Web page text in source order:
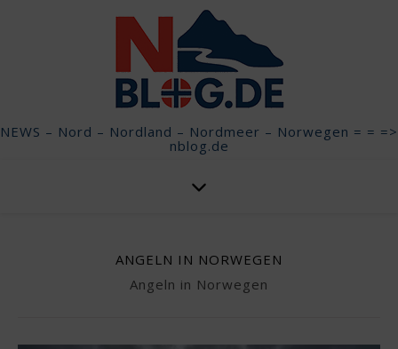
NEWS – Nord – Nordland – Nordmeer – Norwegen = = =>
nblog.de
ANGELN IN NORWEGEN
Angeln in Norwegen